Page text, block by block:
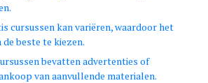
cursussen kan variëren, waardoor het
beste te kiezen.
bevatten advertenties of
van aanvullende materialen.